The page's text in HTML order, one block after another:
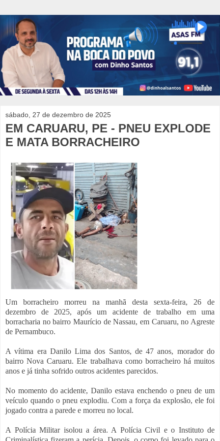
sábado, 27 de dezembro de 2025
EM CARUARU, PE - PNEU EXPLODE
E MATA BORRACHEIRO
Um borracheiro morreu na manhã desta sexta-feira, 26 de
dezembro de 2025, após um acidente de trabalho em uma
borracharia no bairro Maurício de Nassau, em Caruaru, no Agreste
de Pernambuco.
A vítima era Danilo Lima dos Santos, de 47 anos, morador do
bairro Nova Caruaru. Ele trabalhava como borracheiro há muitos
anos e já tinha sofrido outros acidentes parecidos.
No momento do acidente, Danilo estava enchendo o pneu de um
veículo quando o pneu explodiu. Com a força da explosão, ele foi
jogado contra a parede e morreu no local.
A Polícia Militar isolou a área. A Polícia Civil e o Instituto de